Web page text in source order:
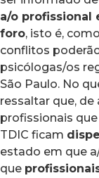
a/o profissional
foro, isto é,
conflitos
psicólogas/os
São Paulo. No
ressaltar que,
profissionais
TDIC ficam
estado em que
que